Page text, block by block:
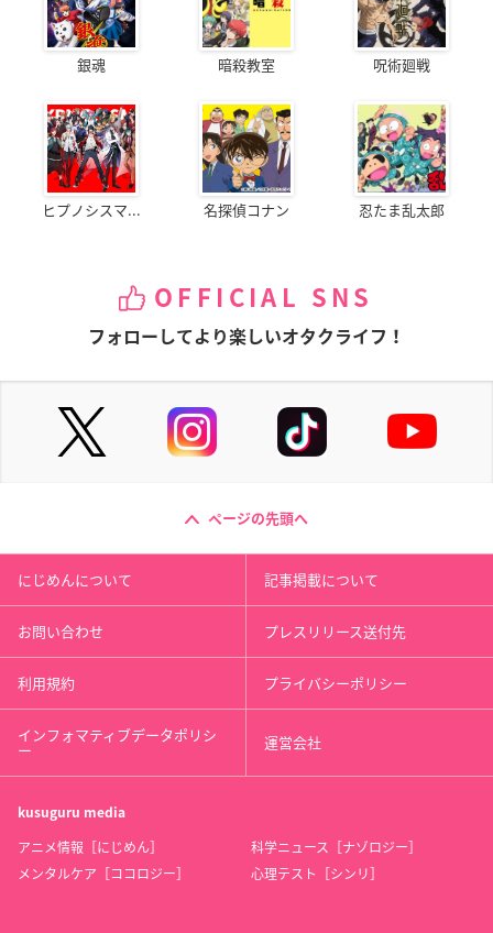
銀魂 暗殺教室 呪術廻戦
ヒプノシスマ... 名探偵コナン 忍たま乱太郎
OFFICIAL SNS
フォローしてより楽しいオタクライフ！
ページの先頭へ
にじめんについて 記事掲載について
お問い合わせ プレスリリース送付先
利用規約 プライバシーポリシー
インフォマティブデータポリシ
ー 運営会社
kusuguru media
アニメ情報［にじめん］
科学ニュース［ナゾロジー］
メンタルケア［ココロジー］
心理テスト［シンリ］